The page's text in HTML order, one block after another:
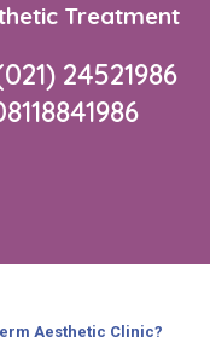
Treatment
24521986
Aesthetic Clinic?